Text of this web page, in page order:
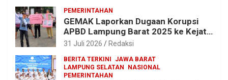
XXI/Radin Inten
PEMERINTAHAN
GEMAK Laporkan Dugaan Korupsi
APBD Lampung Barat 2025 ke Kejati
Lampung, Soroti Proyek Jalan
31 Juli 2026 Redaksi
BERITA TERKINI
JAWA BARAT
LAMPUNG SELATAN
NASIONAL
PEMERINTAHAN